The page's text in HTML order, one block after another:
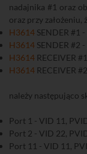
nadajnika #1 oraz
oraz przy założeniu,
H3614 SENDER #1
H3614 SENDER #2
H3614 RECEIVER
H3614 RECEIVER
należy następująco
Port 1 - VID 11,
Port 2 - VID 22,
Port 11 - VID 11,